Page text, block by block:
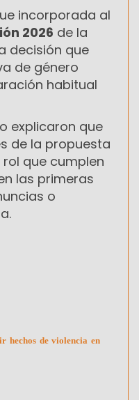
incorporada al
2026 de la
decisión que
de género
habitual
explicaron que
de la propuesta
que cumplen
las primeras
o
hechos de violencia en